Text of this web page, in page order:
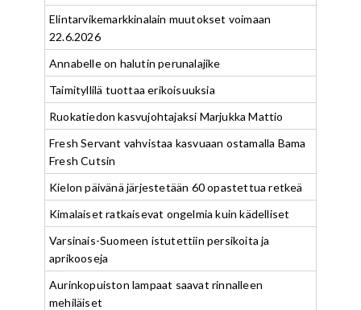
Elintarvikemarkkinalain muutokset voimaan
22.6.2026
Annabelle on halutin perunalajike
Taimityllilä tuottaa erikoisuuksia
Ruokatiedon kasvujohtajaksi Marjukka Mattio
Fresh Servant vahvistaa kasvuaan ostamalla Bama
Fresh Cutsin
Kielon päivänä järjestetään 60 opastettua retkeä
Kimalaiset ratkaisevat ongelmia kuin kädelliset
Varsinais-Suomeen istutettiin persikoita ja
aprikooseja
Aurinkopuiston lampaat saavat rinnalleen
mehiläiset